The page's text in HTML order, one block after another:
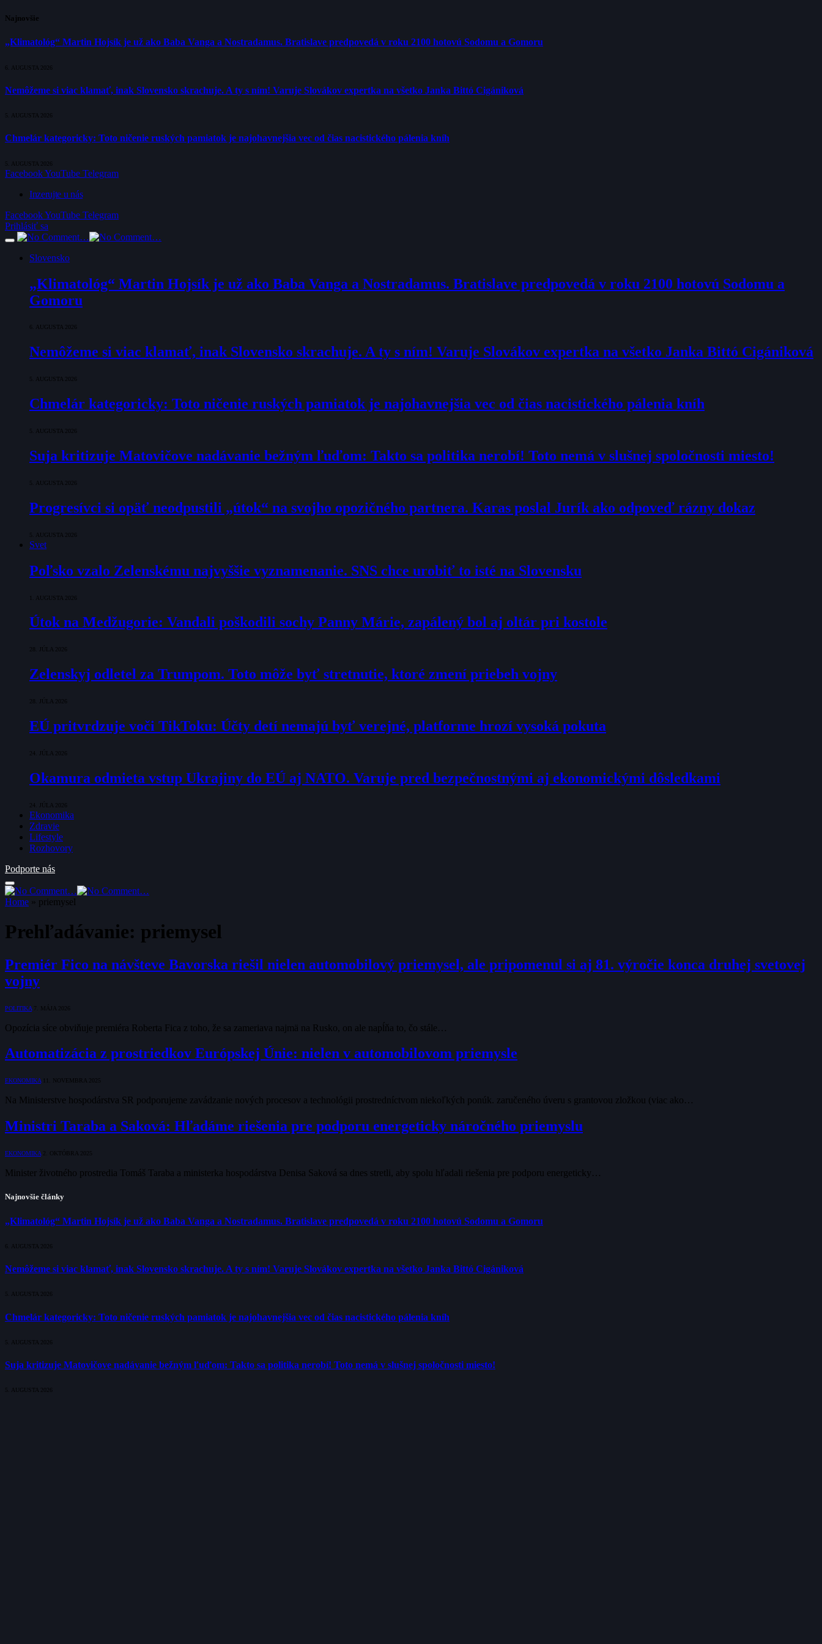
Najnovšie
„Klimatológ“ Martin Hojsík je už ako Baba Vanga a Nostradamus. Bratislave predpovedá v roku 2100 hotovú Sodomu a Gomoru
6. AUGUSTA 2026
Nemôžeme si viac klamať, inak Slovensko skrachuje. A ty s ním! Varuje Slovákov expertka na všetko Janka Bittó Cigániková
5. AUGUSTA 2026
Chmelár kategoricky: Toto ničenie ruských pamiatok je najohavnejšia vec od čias nacistického pálenia kníh
5. AUGUSTA 2026
FacebookYouTube Telegram
Inzerujte u nás
FacebookYouTube Telegram
Prihlásiť sa
Slovensko
„Klimatológ“ Martin Hojsík je už ako Baba Vanga a Nostradamus. Bratislave predpovedá v roku 2100 hotovú Sodomu a
Gomoru
6. AUGUSTA 2026
Nemôžeme si viac klamať, inak Slovensko skrachuje. A ty s ním! Varuje Slovákov expertka na všetko Janka Bittó Cigániková
5. AUGUSTA 2026
Chmelár kategoricky: Toto ničenie ruských pamiatok je najohavnejšia vec od čias nacistického pálenia kníh
5. AUGUSTA 2026
Suja kritizuje Matovičove nadávanie bežným ľuďom: Takto sa politika nerobí! Toto nemá v slušnej spoločnosti miesto!
5. AUGUSTA 2026
Progresívci si opäť neodpustili „útok“ na svojho opozičného partnera. Karas poslal Jurík ako odpoveď rázny dokaz
5. AUGUSTA 2026
Svet
Poľsko vzalo Zelenskému najvyššie vyznamenanie. SNS chce urobiť to isté na Slovensku
1. AUGUSTA 2026
Útok na Medžugorie: Vandali poškodili sochy Panny Márie, zapálený bol aj oltár pri kostole
28. JÚLA 2026
Zelenskyj odletel za Trumpom. Toto môže byť stretnutie, ktoré zmení priebeh vojny
28. JÚLA 2026
EÚ pritvrdzuje voči TikToku: Účty detí nemajú byť verejné, platforme hrozí vysoká pokuta
24. JÚLA 2026
Okamura odmieta vstup Ukrajiny do EÚ aj NATO. Varuje pred bezpečnostnými aj ekonomickými dôsledkami
24. JÚLA 2026
Ekonomika
Zdravie
Lifestyle
Rozhovory
Podporte nás
Home » priemysel
Prehľadávanie: priemysel
Premiér Fico na návšteve Bavorska riešil nielen automobilový priemysel, ale pripomenul si aj 81. výročie konca druhej svetovej
vojny
POLITIKA 7. MÁJA 2026
Opozícia síce obviňuje premiéra Roberta Fica z toho, že sa zameriava najmä na Rusko, on ale napĺňa to, čo stále…
Automatizácia z prostriedkov Európskej Únie: nielen v automobilovom priemysle
EKONOMIKA 11. NOVEMBRA 2025
Na Ministerstve hospodárstva SR podporujeme zavádzanie nových procesov a technológii prostredníctvom niekoľkých ponúk. zaručeného úveru s grantovou zložkou (viac ako…
Ministri Taraba a Saková: Hľadáme riešenia pre podporu energeticky náročného priemyslu
EKONOMIKA 2. OKTÓBRA 2025
Minister životného prostredia Tomáš Taraba a ministerka hospodárstva Denisa Saková sa dnes stretli, aby spolu hľadali riešenia pre podporu energeticky…
Najnovšie články
„Klimatológ“ Martin Hojsík je už ako Baba Vanga a Nostradamus. Bratislave predpovedá v roku 2100 hotovú Sodomu a Gomoru
6. AUGUSTA 2026
Nemôžeme si viac klamať, inak Slovensko skrachuje. A ty s ním! Varuje Slovákov expertka na všetko Janka Bittó Cigániková
5. AUGUSTA 2026
Chmelár kategoricky: Toto ničenie ruských pamiatok je najohavnejšia vec od čias nacistického pálenia kníh
5. AUGUSTA 2026
Suja kritizuje Matovičove nadávanie bežným ľuďom: Takto sa politika nerobí! Toto nemá v slušnej spoločnosti miesto!
5. AUGUSTA 2026